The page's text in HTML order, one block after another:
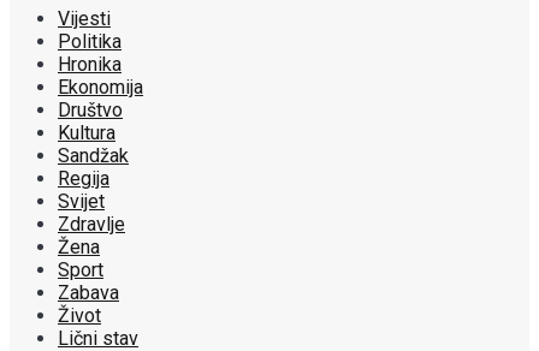
Vijesti
Politika
Hronika
Ekonomija
Društvo
Kultura
Sandžak
Regija
Svijet
Zdravlje
Žena
Sport
Zabava
Život
Lični stav